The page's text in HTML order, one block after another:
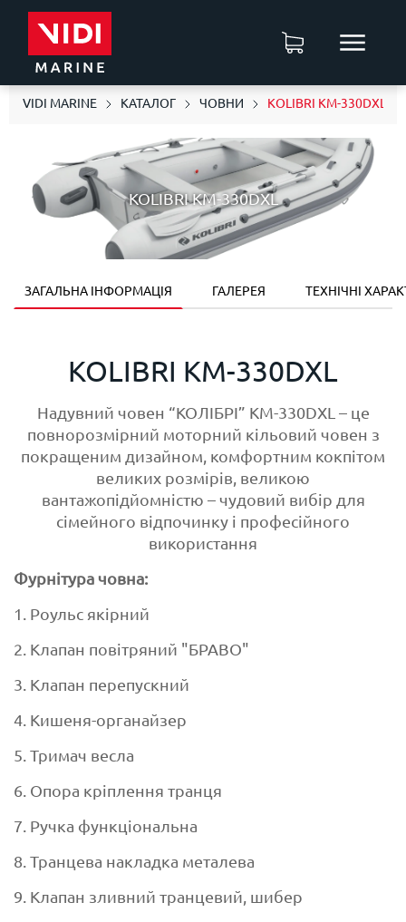
VIDI MARINE КАТАЛОГ ЧОВНИ KOLIBRI KM-330DXL
KOLIBRI KM-330DXL
ЗАГАЛЬНА ІНФОРМАЦІЯ ГАЛЕРЕЯ ТЕХНІЧНІ
KOLIBRI KM-330DXL
Надувний човен “КОЛІБРІ” КМ-330DXL – це
повнорозмірний моторний кільовий човен з
покращеним дизайном, комфортним кокпітом
великих розмірів, великою
вантажопідйомністю – чудовий вибір для
сімейного відпочинку і професійного
використання
Фурнітура човна:
1. Роульс якірний
2. Клапан повітряний "БРАВО"
3. Клапан перепускний
4. Кишеня-органайзер
5. Тримач весла
6. Опора кріплення транця
7. Ручка функціональна
8. Транцева накладка металева
9. Клапан зливний транцевий, шибер